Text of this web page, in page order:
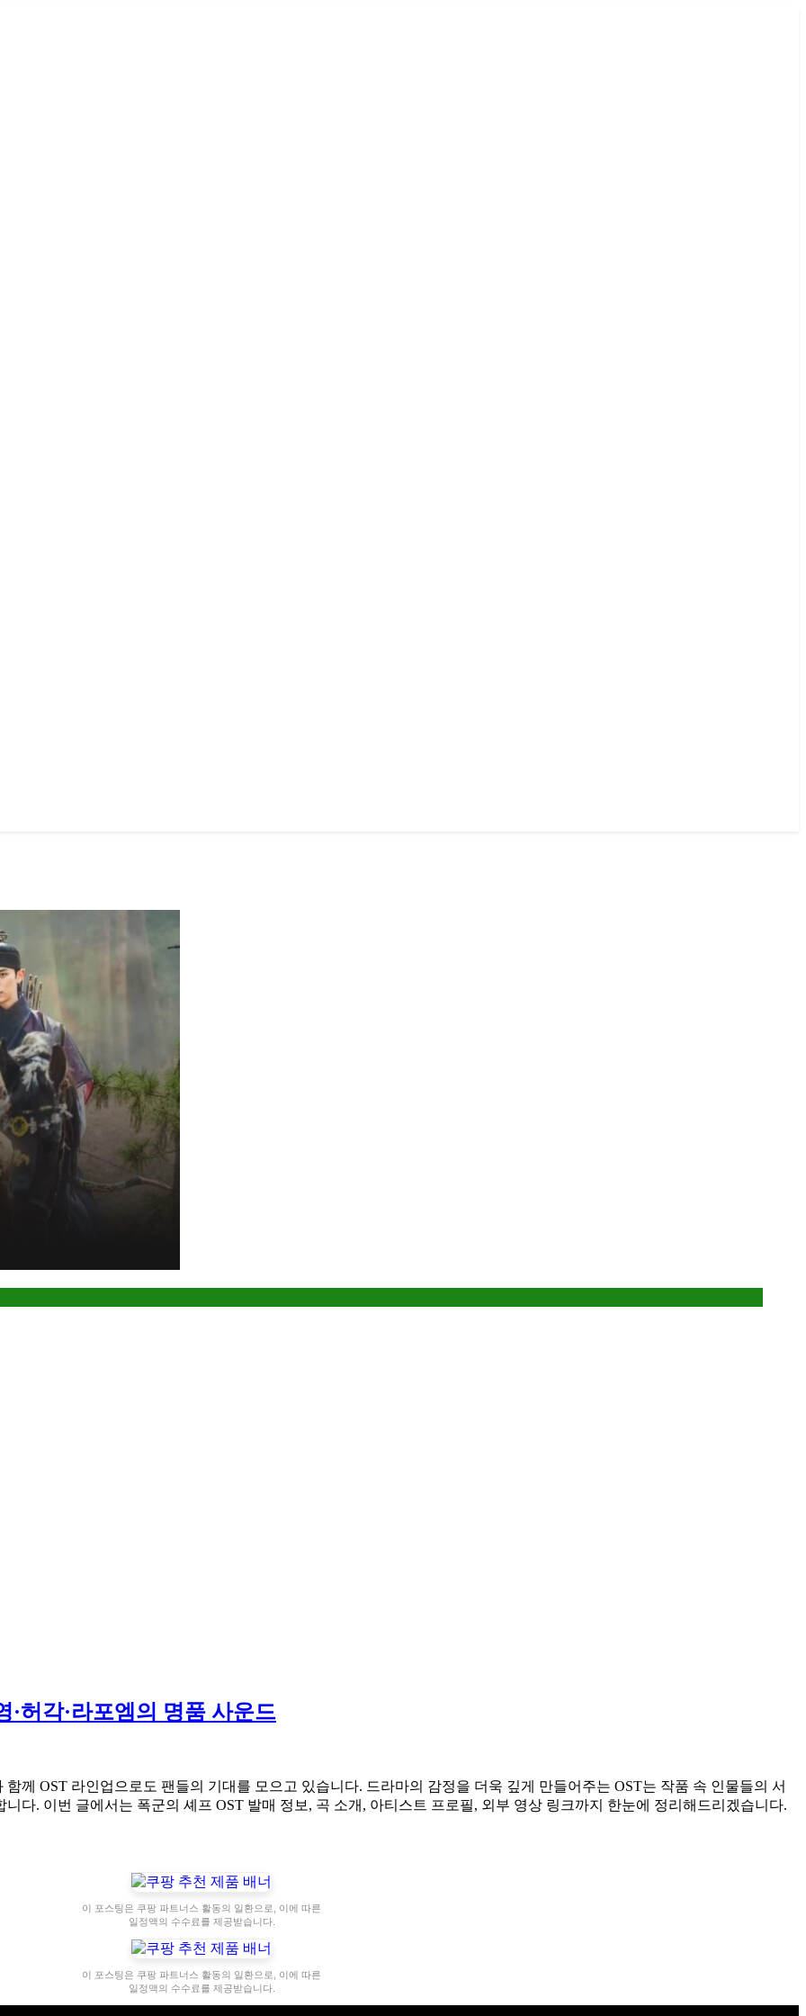
허각·라포엠의 명품 사운드
께 OST 라인업으로도 팬들의 기대를 모으고 있습니다. 드라마의 감정을 더욱 깊게 만들어주는 OST는 작품 속 인물들의 서
다. 이번 글에서는 폭군의 셰프 OST 발매 정보, 곡 소개, 아티스트 프로필, 외부 영상 링크까지 한눈에 정리해드리겠습니다.
이 포스팅은 쿠팡 파트너스 활동의 일환으로, 이에 따른
일정액의 수수료를 제공받습니다.
이 포스팅은 쿠팡 파트너스 활동의 일환으로, 이에 따른
일정액의 수수료를 제공받습니다.